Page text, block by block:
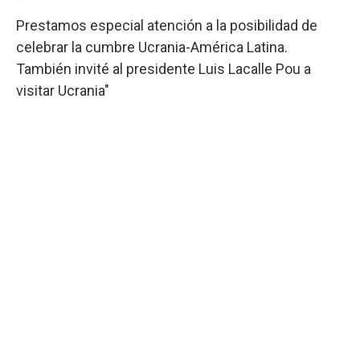
Prestamos especial atención a la posibilidad de
celebrar la cumbre Ucrania-América Latina.
También invité al presidente Luis Lacalle Pou a
visitar Ucrania"